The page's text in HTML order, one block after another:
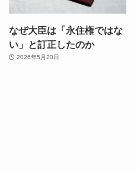
なぜ大臣は「永住権ではな
い」と訂正したのか
2026年5月20日